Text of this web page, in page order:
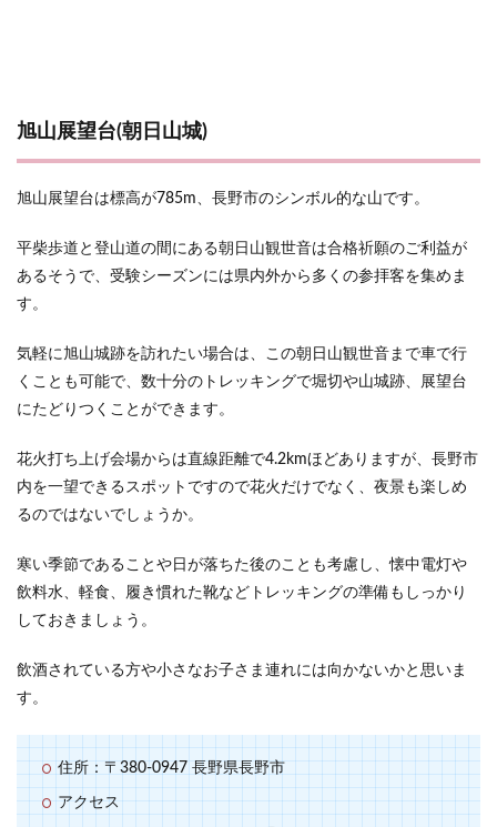
旭山展望台(朝日山城)
旭山展望台は標高が785m、長野市のシンボル的な山です。
平柴歩道と登山道の間にある朝日山観世音は合格祈願のご利益が
あるそうで、受験シーズンには県内外から多くの参拝客を集めま
す。
気軽に旭山城跡を訪れたい場合は、この朝日山観世音まで車で行
くことも可能で、数十分のトレッキングで堀切や山城跡、展望台
にたどりつくことができます。
花火打ち上げ会場からは直線距離で4.2kmほどありますが、長野市
内を一望できるスポットですので花火だけでなく、夜景も楽しめ
るのではないでしょうか。
寒い季節であることや日が落ちた後のことも考慮し、懐中電灯や
飲料水、軽食、履き慣れた靴などトレッキングの準備もしっかり
しておきましょう。
飲酒されている方や小さなお子さま連れには向かないかと思いま
す。
住所：〒380-0947 長野県長野市
アクセス